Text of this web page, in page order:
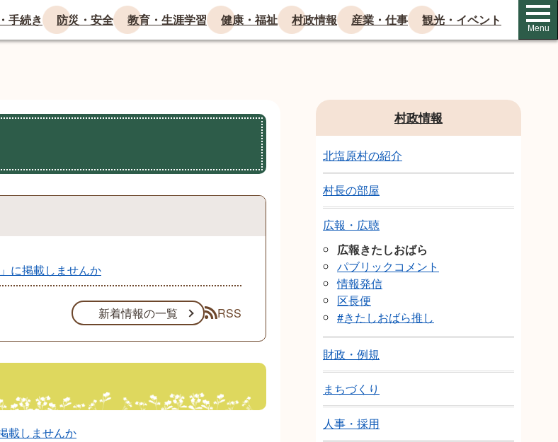
手続き 防災・安全 教育・生涯学習 健康・福祉 村政情報 産業・仕事 観光・イベント
Menu
に掲載しませんか
新着情報の一覧 RSS
載しませんか
村政情報
北塩原村の紹介
村長の部屋
広報・広聴
広報きたしおばら
パブリックコメント
情報発信
区長便
#きたしおばら推し
財政・例規
まちづくり
人事・採用